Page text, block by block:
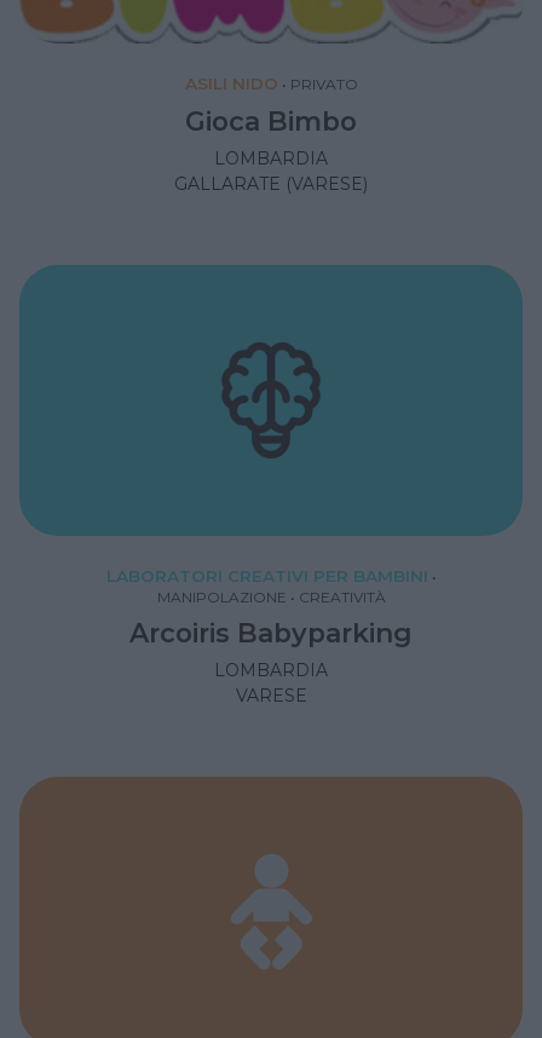
ASILI NIDO • PRIVATO
Gioca Bimbo
LOMBARDIA
GALLARATE (VARESE)
LABORATORI CREATIVI PER BAMBINI •
MANIPOLAZIONE • CREATIVITÀ
Arcoiris Babyparking
LOMBARDIA
VARESE